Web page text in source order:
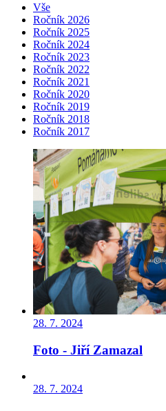
Vše
Ročník 2026
Ročník 2025
Ročník 2024
Ročník 2023
Ročník 2022
Ročník 2021
Ročník 2020
Ročník 2019
Ročník 2018
Ročník 2017
28. 7. 2024
Foto - Jiří Zamazal
28. 7. 2024